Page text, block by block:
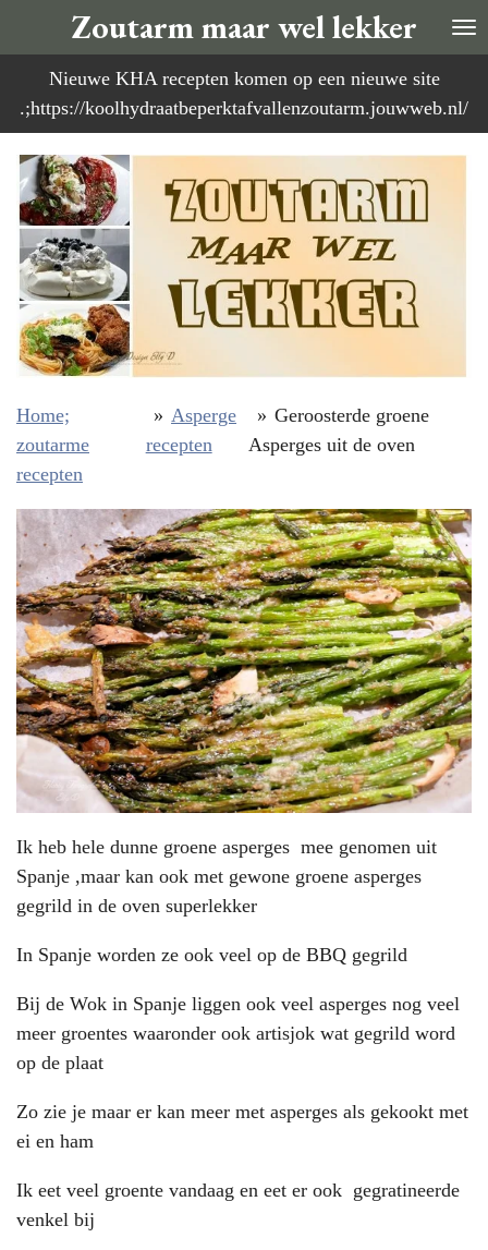
direct
naar
de
Zoutarm maar wel lekker
Nieuwe KHA recepten komen op een nieuwe site
.;https://koolhydraatbeperktafvallenzoutarm.jouwweb.nl/
Home;
zoutarme
recepten
» Asperge
recepten
» Geroosterde groene
Asperges uit de oven
Ik heb hele dunne groene asperges mee genomen uit
Spanje ,maar kan ook met gewone groene asperges
gegrild in de oven superlekker
In Spanje worden ze ook veel op de BBQ gegrild
Bij de Wok in Spanje liggen ook veel asperges nog veel
meer groentes waaronder ook artisjok wat gegrild word
op de plaat
Zo zie je maar er kan meer met asperges als gekookt met
ei en ham
Ik eet veel groente vandaag en eet er ook gegratineerde
venkel bij